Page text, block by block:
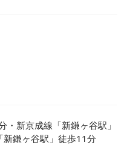
新京成線「新鎌ヶ谷駅」
鎌ヶ谷駅」徒歩11分